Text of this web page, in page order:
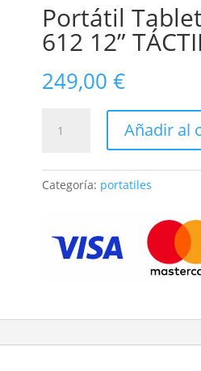
Portátil
612 12”
249,00 €
Tablet
Pro
X2
TÁCTIL
Añadir al
Categoría: portatiles